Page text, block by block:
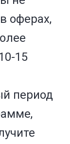
оферах,
15
период